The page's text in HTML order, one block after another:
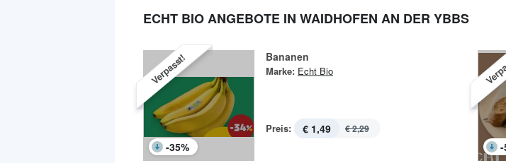
ECHT BIO ANGEBOTE IN WAIDHOFEN AN DER YBBS
Verpasst!
-35%
Bananen
Marke: Echt Bio
Preis: € 1,49 € 2,29
-